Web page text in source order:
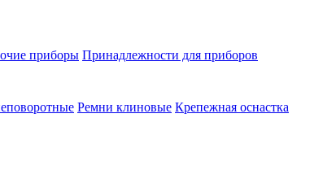
приборы Принадлежности для приборов
Ремни клиновые Крепежная оснастка